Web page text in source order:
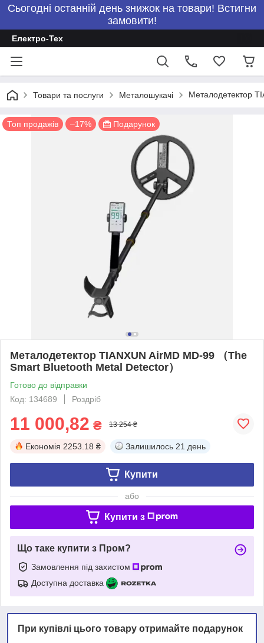
Сьогодні останній день знижок на товари! Встигни
замовити!
Електро-Тех
Товари та послуги Металошукачі Металодетектор
Топ продажів –17% Подарунок
Металодетектор TIANXUN AirMD MD-99 （The
Smart Bluetooth Metal Detector）
Готово до відправки
Код: 134689
Роздріб
11 000,82 ₴ 13 254 ₴
Економія 2253.18 ₴ Залишилось 21 день
Купити
або
Купити з
Що таке купити з Пром?
Замовлення під захистом
Доступна доставка
При купівлі цього товару отримайте подарунок